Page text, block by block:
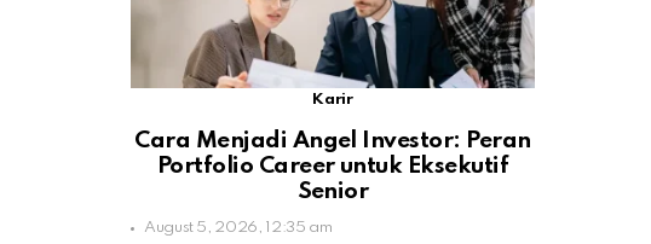
Karir
Cara Menjadi Angel Investor: Peran
Portfolio Career untuk Eksekutif
Senior
August 5, 2026, 12:35 am